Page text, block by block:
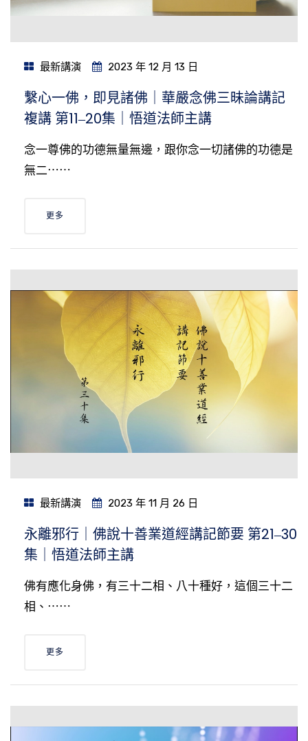
最新講演 2023 年 12 月 13 日
繫心一佛，即見諸佛｜華嚴念佛三昧論講記
複講 第11‒20集｜悟道法師主講
念一尊佛的功德無量無邊，跟你念一切諸佛的功德是
無二⋯⋯
更多
最新講演 2023 年 11 月 26 日
永離邪行｜佛說十善業道經講記節要 第21‒30
集｜悟道法師主講
佛有應化身佛，有三十二相、八十種好，這個三十二
相、⋯⋯
更多